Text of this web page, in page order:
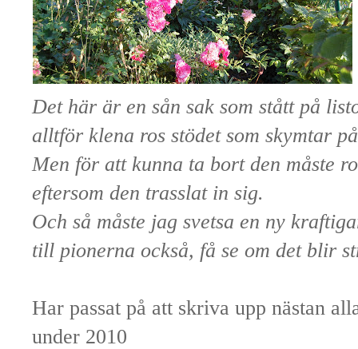
Det här är en sån sak som stått på
alltför klena ros stödet som skymtar
Men för att kunna ta bort den måste
eftersom den trasslat in sig.
Och så måste jag svetsa en ny
till pionerna också, få se om det blir
Har passat på att skriva upp nästan
under 2010